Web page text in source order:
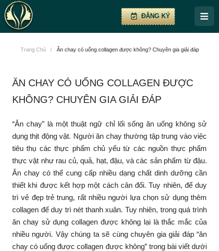
ĐĂNG KÝ
Trang Chủ / Ăn chay có uống collagen được không? Chuyên gia giải đáp
ĂN CHAY CÓ UỐNG COLLAGEN ĐƯỢC
KHÔNG? CHUYÊN GIA GIẢI ĐÁP
“Ăn chay” là một thuật ngữ chỉ lối sống ăn uống không sử
dụng thịt động vật. Người ăn chay thường tập trung vào việc
tiêu thụ các thực phẩm chủ yếu từ các nguồn thực phẩm
thực vật như rau củ, quả, hạt, đậu, và các sản phẩm từ đậu.
Ăn chay có thể cung cấp nhiều dạng chất dinh dưỡng cần
thiết khi được kết hợp một cách cân đối. Tuy nhiên, để duy
trì vẻ đẹp trẻ trung, rất nhiều người lựa chọn sử dụng thêm
collagen để duy trì nét thanh xuân. Tuy nhiên, trong quá trình
ăn chay sử dụng collagen được không lại là thắc mắc của
nhiều người. Vậy chúng ta sẽ cùng chuyên gia giải đáp “ăn
chay có uống được collagen được không” trong bài viết dưới